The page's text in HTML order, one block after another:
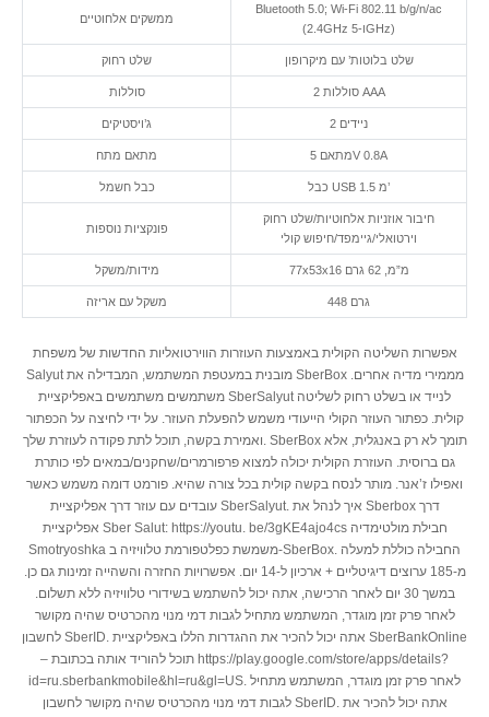
ממשקים אלחוטיים
Bluetooth 5.0; Wi-Fi 802.11 b/g/n/ac
(2.4GHz ו-5GHz)
שלט רחוק שלט בלוטות’ עם מיקרופון
סוללות 2 סוללות AAA
ג’ויסטיקים 2 ניידים
מתאם מתח מתאם 5V 0.8A
כבל חשמל כבל USB 1.5 מ’
פונקציות נוספות
חיבור אוזניות אלחוטיות/שלט רחוק
וירטואלי/גיימפד/חיפוש קולי
מידות/משקל 77x53x16 מ”מ, 62 גרם
משקל עם אריזה 448 גרם
אפשרות השליטה הקולית באמצעות העוזרות הווירטואליות החדשות של משפחת
Salyut מובנית במעטפת המשתמש, המבדילה את SberBox מממירי מדיה אחרים.
משתמשים משתמשים באפליקציית SberSalyut לנייד או בשלט רחוק לשליטה
קולית. כפתור העוזר הקולי הייעודי משמש להפעלת העוזר. על ידי לחיצה על הכפתור
ואמירת בקשה, תוכל לתת פקודה לעוזרת שלך. SberBox תומך לא רק באנגלית, אלא
גם ברוסית. העוזרת הקולית יכולה למצוא פרפורמרים/שחקנים/במאים לפי כותרת
ואפילו ז’אנר. מותר לנסח בקשה קולית בכל צורה שהיא. פורמט דומה משמש כאשר
עובדים עם עוזר דרך אפליקציית SberSalyut. איך לנהל את Sberbox דרך
אפליקציית Sber Salut: https://youtu. be/3gKE4ajo4cs חבילת מולטימדיה
Smotryoshka משמשת כפלטפורמת טלוויזיה ב-SberBox. החבילה כוללת למעלה
מ-185 ערוצים דיגיטליים + ארכיון ל-14 יום. אפשרויות החזרה והשהייה זמינות גם כן.
במשך 30 יום לאחר הרכישה, אתה יכול להשתמש בשידורי טלוויזיה ללא תשלום.
לאחר פרק זמן מוגדר, המשתמש מתחיל לגבות דמי מנוי מהכרטיס שהיה מקושר
לחשבון SberID. אתה יכול להכיר את ההגדרות הללו באפליקציית SberBankOnline
– תוכל להוריד אותה בכתובת https://play.google.com/store/apps/details?
id=ru.sberbankmobile&hl=ru&gl=US. לאחר פרק זמן מוגדר, המשתמש מתחיל
לגבות דמי מנוי מהכרטיס שהיה מקושר לחשבון SberID. אתה יכול להכיר את